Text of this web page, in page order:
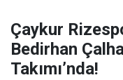
Çaykur
Bedirhan
Takımı’nda!